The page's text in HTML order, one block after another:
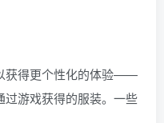
获得更个性化的体验——
游戏获得的服装。一些